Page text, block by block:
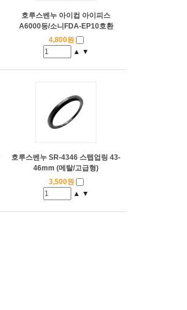
호루스벤누 아이컵 아이피스
A6000등/소니FDA-EP10호환
4,800원
▲ ▼
호루스벤누 SR-4346 스텝업링 43-
46mm (메탈/고급형)
3,500원
▲ ▼